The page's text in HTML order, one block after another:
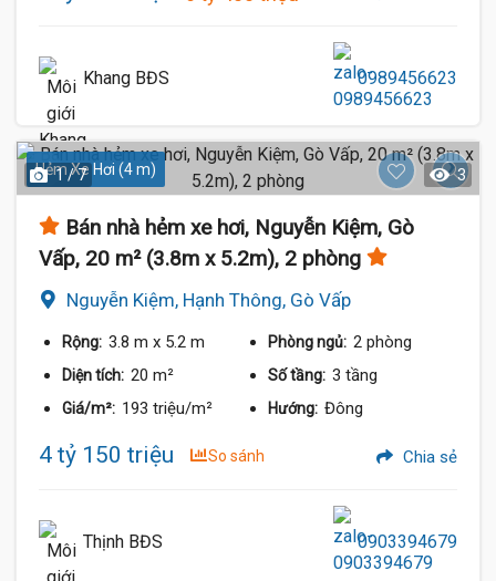
Khang BĐS 0989456623
Hẻm Xe Hơi (4 m)
1 / 7 3
Bán nhà hẻm xe hơi, Nguyễn Kiệm, Gò
Vấp, 20 m² (3.8m x 5.2m), 2 phòng
Nguyễn Kiệm, Hạnh Thông, Gò Vấp
Rộng: 3.8 m x 5.2 m Phòng ngủ: 2 phòng
Diện tích: 20 m² Số tầng: 3 tầng
Giá/m²: 193 triệu/m² Hướng: Đông
4 tỷ 150 triệu So sánh Chia sẻ
Thịnh BĐS 0903394679